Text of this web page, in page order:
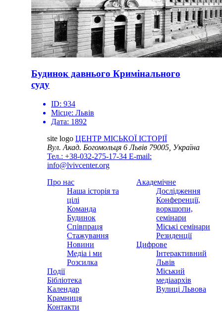
Будинок давнього Кримінального
суду
ID: 934
Місце: Львів
Дата: 1892
site logo ЦЕНТР МІСЬКОЇ ІСТОРІЇ
Вул. Акад. Богомольця 6Львів 79005, Україна
Тел.: +38-032-275-17-34 E-mail:
info@lvivcenter.org
Про нас
Наша історія та
цілі
Команда
Будинок
Співпраця
Стажування
Новини
Медіа і ми
Розсилка
Події
Бібліотека
Календар
Крамниця
Контакти
Академічне
Дослідження
Конференції,
воркшопи,
семінари
Міські семінари
Резиденції
Цифрове
Інтерактивний
Львів
Міський
медіаархів
Вулиці Львова